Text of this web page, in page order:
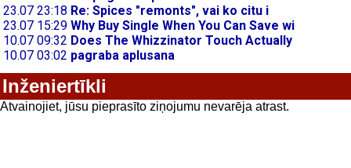
Inženiertīkli
Atvainojiet, jūsu pieprasīto ziņojumu nevarēja atrast.